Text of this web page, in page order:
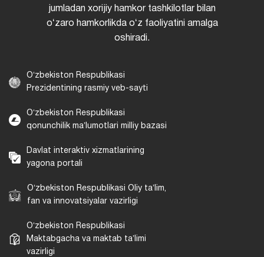
jumladan xorijiy hamkor tashkilotlar bilan
oʻzaro hamkorlikda oʻz faoliyatini amalga
oshiradi.
Oʻzbekiston Respublikasi
Prezidentining rasmiy veb-sayti
Oʻzbekiston Respublikasi
qonunchilik maʼlumotlari milliy bazasi
Davlat interaktiv xizmatlarining
yagona portali
Oʻzbekiston Respublikasi Oliy taʼlim,
fan va innovatsiyalar vazirligi
Oʻzbekiston Respublikasi
Maktabgacha va maktab taʼlimi
vazirligi